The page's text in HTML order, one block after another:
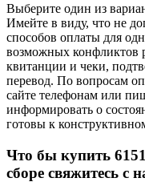
Выберите один из
Имейте в виду, что не
способов оплаты для
возможных конфликтов
квитанции и чеки,
перевод. По вопросам
сайте телефонам или
информировать о
готовы к
Что бы купить
сборе свяжитесь с